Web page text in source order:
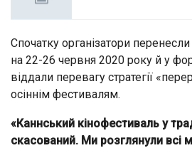
Спочатку організатори
на 22-26 червня 2020 року й у
віддали перевагу стратегії
осіннім фестивалям.
«Каннський кінофестиваль у
скасований. Ми розглянули всі